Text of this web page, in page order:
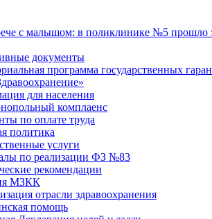
с малышом: в поликлинике №5 прошло
документы
программа государственных
для населения
комплаенс
по оплате труда
политика
услуги
по реализации ФЗ №83
рекомендации
МЗКК
отрасли здравоохранения
помощь